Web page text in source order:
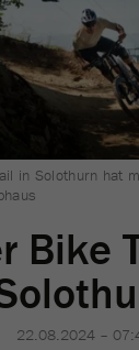
in Solothurn hat
Bike
22.08.2024 –